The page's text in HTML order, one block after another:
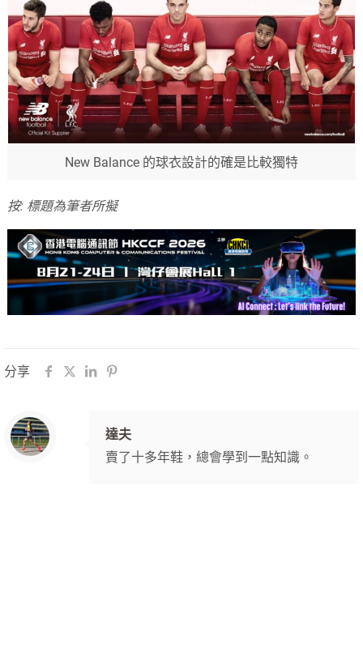
New Balance 的球衣設計的確是比較獨特
按: 標題為筆者所擬
分享
達夫
賣了十多年鞋，總會學到一點知識。